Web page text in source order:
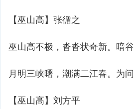
【巫山高】张循之
巫山高不极，沓沓状奇新。暗
月明三峡曙，潮满二江春。为
【巫山高】刘方平